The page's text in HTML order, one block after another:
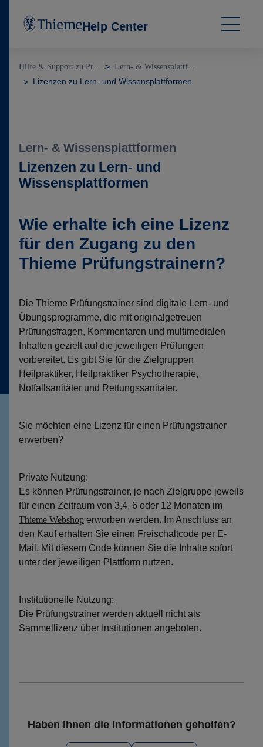
Help Center
Hilfe & Support zu Pr... Lern- & Wissensplattf...
Lizenzen zu Lern- und Wissensplattformen
Lern- & Wissensplattformen
Lizenzen zu Lern- und
Wissensplattformen
Wie erhalte ich eine Lizenz
für den Zugang zu den
Thieme Prüfungstrainern?
Die Thieme Prüfungstrainer sind digitale Lern- und
Übungsprogramme, die mit originalgetreuen
Prüfungsfragen, Kommentaren und multimedialen
Inhalten gezielt auf die jeweiligen Prüfungen
vorbereitet. Es gibt Sie für die Zielgruppen
Heilpraktiker, Heilpraktiker Psychotherapie,
Notfallsanitäter und Rettungssanitäter.
Sie möchten eine Lizenz für einen Prüfungstrainer
erwerben?
Private Nutzung:
Es können Prüfungstrainer, je nach Zielgruppe jeweils
für einen Zeitraum von 3,4, 6 oder 12 Monaten im
Thieme Webshop erworben werden. Im Anschluss an
den Kauf erhalten Sie einen Freischaltcode per E-
Mail. Mit diesem Code können Sie die Inhalte sofort
unter der jeweiligen Plattform nutzen.
Institutionelle Nutzung:
Die Prüfungstrainer werden aktuell nicht als
Sammellizenz über Institutionen angeboten.
Haben Ihnen die Informationen geholfen?